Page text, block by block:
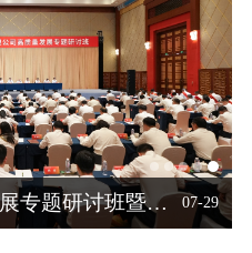
中国资环举办高质量发展专题研讨班暨党委管理干部培训班 07-29
客人 08-07
循绿而行 逐光致远丨中国资环第一届 “资环新星” 训练营开营 08-06
使命领航 实干破局 | 中国资环高质量发展专题研讨班展开分组讨论 07-31
作部署会 07-31
中国资环举办高质量发展专题研讨班暨党委管理干部培训班 07-29
客人 08-07